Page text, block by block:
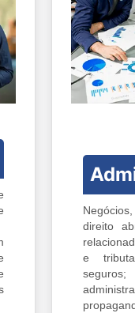
direito
e